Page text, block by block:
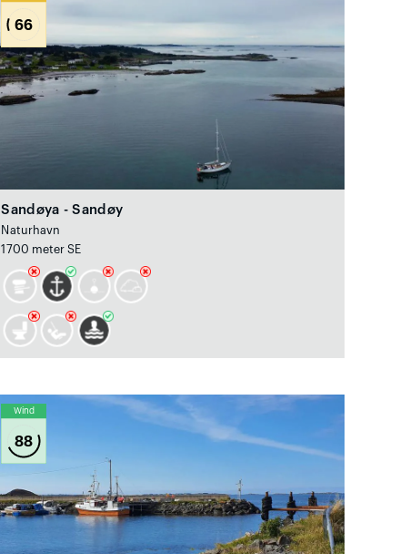
66
Sandøya - Sandøy
Naturhavn
1700 meter SE
Wind
88